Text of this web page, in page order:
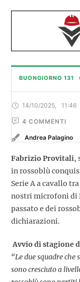
BUONGIORNO 131
14/10/2025 11:46
4 COMMENTI
Andrea Palagino
Fabrizio Provitali,
in rossoblù
Serie A a cavallo
nostri microfoni di
passato e dei
dichiarazioni.
Avvio di stagione
“Le due squadre
sono cresciuto a